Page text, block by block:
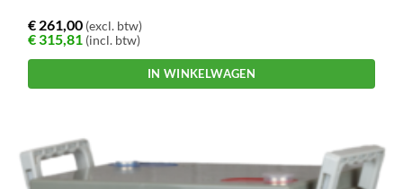
€ 261,00 (excl. btw)
€315,81 (incl. btw)
IN WINKELWAGEN